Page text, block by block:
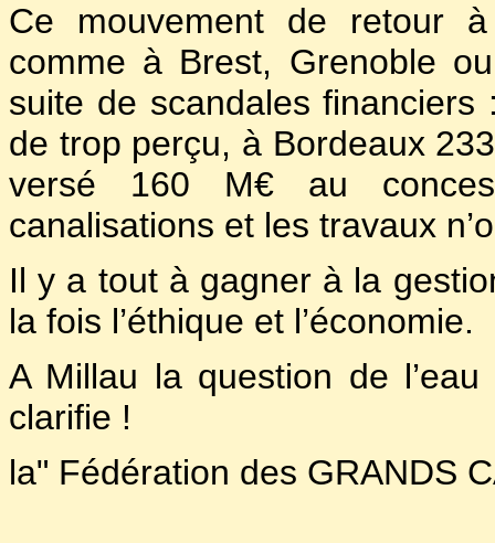
Ce mouvement de retour
comme à Brest, Grenoble
suite de scandales
de trop perçu, à Bordeaux
versé 160 M€ au
canalisations et les travaux
Il y a tout à gagner à la
la fois l’éthique et l’économie.
A Millau la question de
clarifie !
la" Fédération des GRANDS